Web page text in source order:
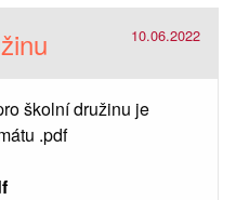
10.06.2022
školní družinu je
.pdf